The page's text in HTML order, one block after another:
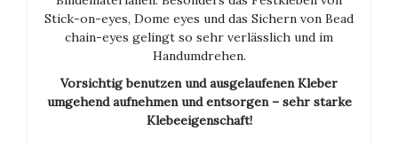
Stick-on-eyes, Dome eyes und das Sichern von Bead
chain-eyes gelingt so sehr verlässlich und im
Handumdrehen.
Vorsichtig benutzen und ausgelaufenen Kleber
umgehend aufnehmen und entsorgen – sehr starke
Klebeeigenschaft!